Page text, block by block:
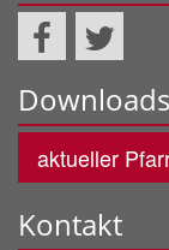
Downloads
aktueller
Kontakt